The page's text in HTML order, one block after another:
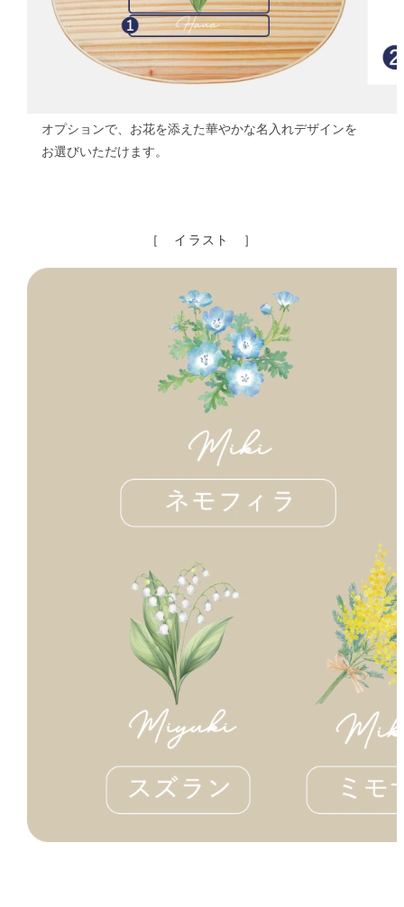
オプションで、お花を添えた華やかな名入れデザインを
お選びいただけます。
［ イラスト ］